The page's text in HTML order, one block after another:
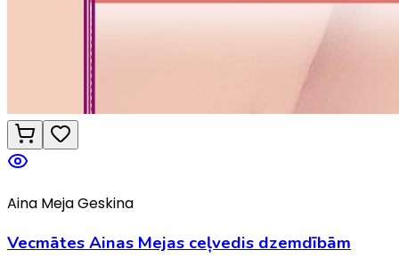
Aina Meja Geskina
Vecmātes Ainas Mejas ceļvedis dzemdībām